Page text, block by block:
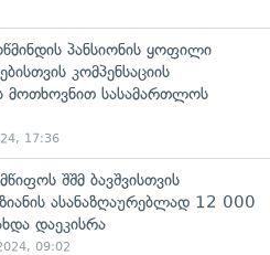
პანსიონის ყოფილი
კომპენსაციის
მოთხოვნით სასამართლოს
17:36
შშმ ბავშვისთვის
ასანაზღაურებლად 12 000
დაეკისრა
09:02